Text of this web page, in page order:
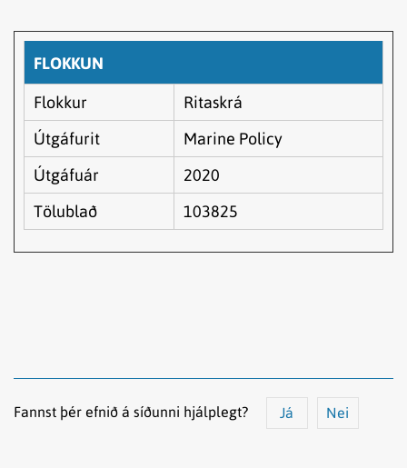
FLOKKUN
Flokkur
Ritaskrá
Útgáfurit
Marine Policy
Útgáfuár
2020
Tölublað
103825
Fannst þér efnið á síðunni hjálplegt? Já Nei